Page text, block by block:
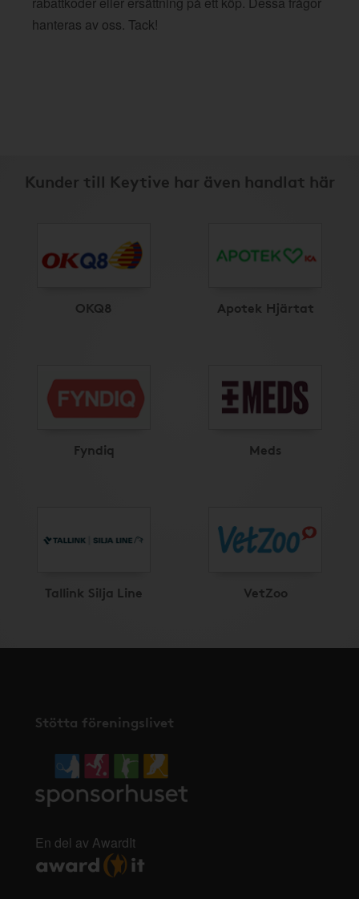
hanteras av oss. Tack!
Kunder till Keytive har även handlat här
OKQ8 Apotek Hjärtat
Fyndiq Meds
Tallink Silja Line VetZoo
Stötta föreningslivet
En del av AwardIt